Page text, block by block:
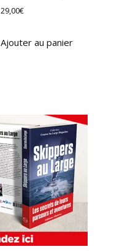
29,00€
Ajouter au panier